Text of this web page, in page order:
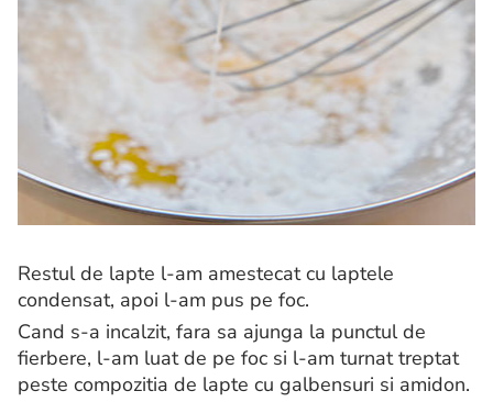
Restul de lapte l-am amestecat cu laptele
condensat, apoi l-am pus pe foc.
Cand s-a incalzit, fara sa ajunga la punctul de
fierbere, l-am luat de pe foc si l-am turnat treptat
peste compozitia de lapte cu galbensuri si amidon.